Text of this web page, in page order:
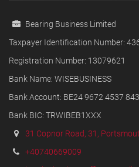
Bearing Business Limited
Taxpayer Identification Number:
Registration Number: 13079621
Bank Name: WISEBUSINESS
Bank Account: BE24 9672 4537
Bank BIC: TRWIBEB1XXX
31 Copnor Road, 31,
+40740669009